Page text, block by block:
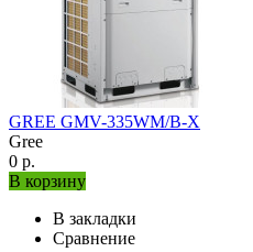
GREE GMV-335WM/B-X
Gree
0 р.
В корзину
В закладки
Сравнение